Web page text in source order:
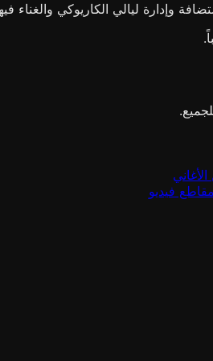
وإدارة ليالي الكاريوكي والغناء